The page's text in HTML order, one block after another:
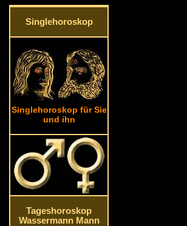
Singlehoroskop
Singlehoroskop für Sie
und ihn
Tageshoroskop
Wassermann Mann